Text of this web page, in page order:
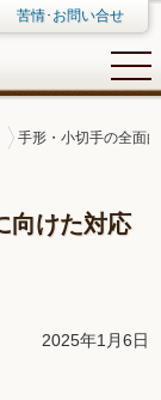
苦情･お問い合せ
手形・小切手の全面
向けた対応
2025年1月6日